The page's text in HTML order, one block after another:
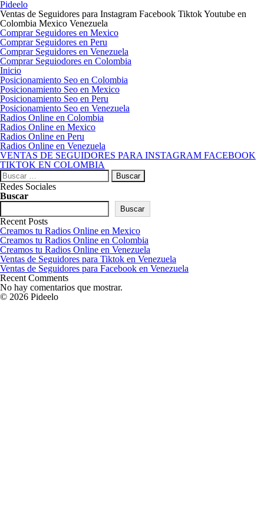
Pideelo
Ventas de Seguidores para Instagram Facebook Tiktok Youtube en
Colombia Mexico Venezuela
Comprar Seguidores en Mexico
Comprar Seguidores en Peru
Comprar Seguidores en Venezuela
Comprar Seguiodores en Colombia
Inicio
Posicionamiento Seo en Colombia
Posicionamiento Seo en Mexico
Posicionamiento Seo en Peru
Posicionamiento Seo en Venezuela
Radios Online en Colombia
Radios Online en Mexico
Radios Online en Peru
Radios Online en Venezuela
VENTAS DE SEGUIDORES PARA INSTAGRAM FACEBOOK
TIKTOK EN COLOMBIA
Buscar:
Redes Sociales
Buscar
Buscar
Recent Posts
Creamos tu Radios Online en Mexico
Creamos tu Radios Online en Colombia
Creamos tu Radios Online en Venezuela
Ventas de Seguidores para Tiktok en Venezuela
Ventas de Seguidores para Facebook en Venezuela
Recent Comments
No hay comentarios que mostrar.
© 2026 Pideelo